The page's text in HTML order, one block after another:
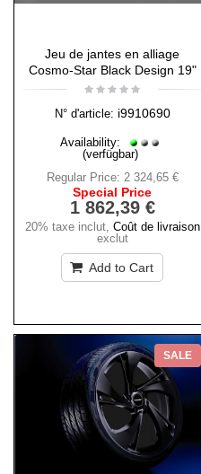
Jeu de jantes en alliage
Cosmo-Star Black Design 19"
N° d'article: i9910690
Availability:
(verfügbar)
Regular Price: 2 324,65 €
Special Price
1 862,39 €
20% taxe inclut, Coût de livraison
exclut
Add to Cart
SALE